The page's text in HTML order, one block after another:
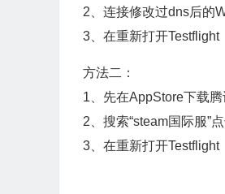
2、连接修改过dns后的
3、在重新打开Testflight
方法二：
1、先在AppStore下载
2、搜索“steam国际服”
3、在重新打开Testflight